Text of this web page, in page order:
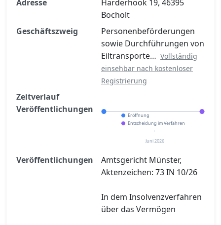
Jetzt kostenlos registrieren
Adresse
Harderhook 19, 46395
Bocholt
Geschäftszweig
Personenbeförderungen
sowie Durchführungen von
Eiltransporte… Vollständig
einsehbar nach kostenloser
Registrierung
Zeitverlauf
Veröffentlichungen
Eröffnung
Entscheidung im Verfahren
Juni 2026
Veröffentlichungen
Amtsgericht Münster,
Aktenzeichen: 73 IN 10/26
In dem Insolvenzverfahren
über das Vermögen